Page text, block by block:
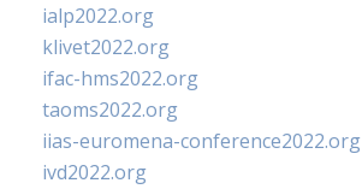
ialp2022.org
klivet2022.org
ifac-hms2022.org
taoms2022.org
iias-euromena-conference2022.org
ivd2022.org